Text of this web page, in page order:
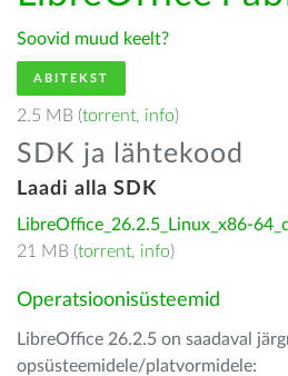
Soovid muud keelt?
ABITEKST
2.5 MB (torrent, info)
SDK ja lähtekood
Laadi alla SDK
LibreOffice_26.2.5_Linux_x86-
21 MB (torrent, info)
Operatsioonisüsteemid
LibreOffice 26.2.5 on saadaval
opsüsteemidele/platvormidele: